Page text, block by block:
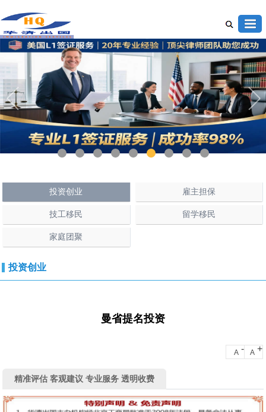
1 2 3 4 5 6 7 8 9
投资创业 雇主担保
技工移民 留学移民
家庭团聚
投资创业
曼省提名投资
A - A +
精准评估 客观建议 专业服务 透明收费